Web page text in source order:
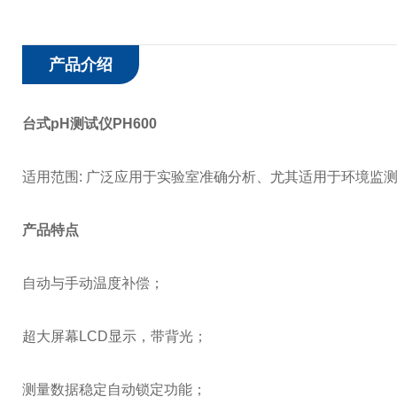
产品介绍
台式pH测试仪PH600
适用范围: 广泛应用于实验室准确分析、尤其适用于环境监测
产品特点
自动与手动温度补偿；
超大屏幕LCD显示，带背光；
测量数据稳定自动锁定功能；